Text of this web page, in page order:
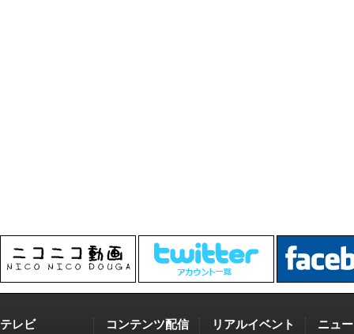
テレビ コンテンツ配信 リアルイベント ニュ